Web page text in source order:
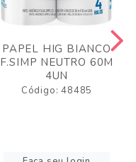
PAPEL HIG BIANCO
F.SIMP NEUTRO 60M
4UN
Código: 48485